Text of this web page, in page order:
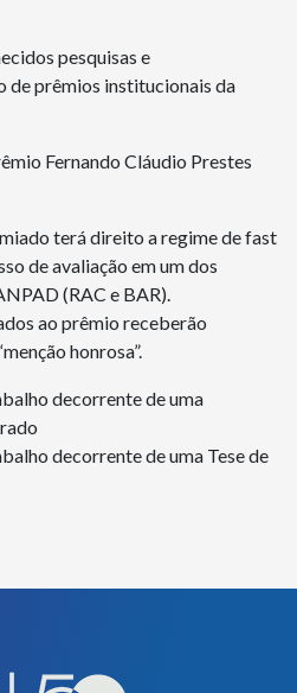
pesquisas e
de prêmios institucionais da
Fernando Cláudio Prestes
terá direito a regime de fast
de avaliação em um dos
(RAC e BAR).
ao prêmio receberão
honrosa”.
decorrente de uma
decorrente de uma Tese de